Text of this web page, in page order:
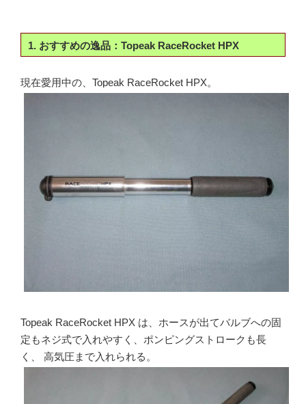
1. おすすめの逸品：Topeak RaceRocket HPX
現在愛用中の、Topeak RaceRocket HPX。
Topeak RaceRocket HPX は、ホースが出てバルブへの固
定もネジ式で入れやすく、ポンピングストロークも長
く、 高気圧まで入れられる。